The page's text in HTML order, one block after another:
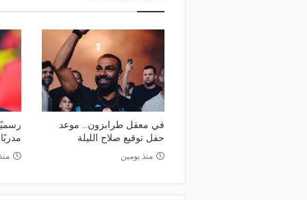
في معقل طرابزون.. موعد
حفل توقيع صلاح الليلة
منذ يومين